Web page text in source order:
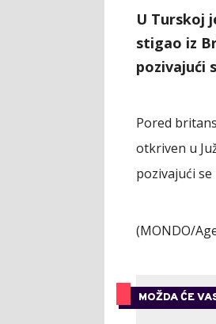
U Turskoj
stigao iz
pozivajući
Pored
otkriven u
pozivajući
(MONDO/
MOŽDA ĆE